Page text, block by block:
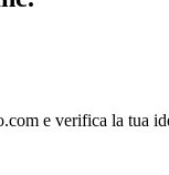
e verifica la tua